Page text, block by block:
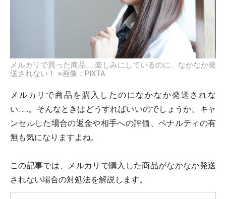
メルカリで買った商品……楽しみにしているのに、なかなか発
送されない！ ※画像：PIXTA
メルカリで商品を購入したのになかなか発送されな
い……。そんなときはどうすればいいのでしょうか。キャ
ンセルした場合の返金や相手への評価、ペナルティの有
無も気になりますよね。
この記事では、メルカリで購入した商品がなかなか発送
されない場合の対処法を解説します。